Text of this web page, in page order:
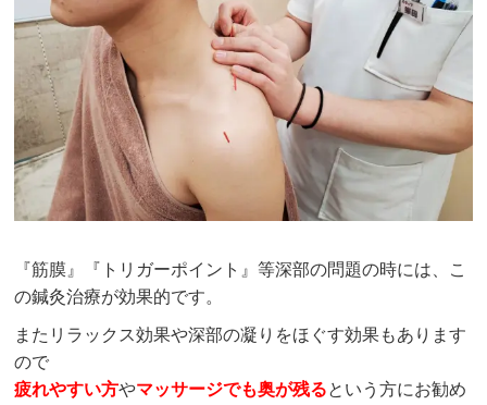
『筋膜』『トリガーポイント』等深部の問題の時には、こ
の鍼灸治療が効果的です。
またリラックス効果や深部の凝りをほぐす効果もあります
ので
疲れやすい方やマッサージでも奥が残るという方にお勧め